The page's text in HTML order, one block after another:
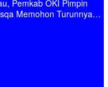
Pemkab OKI Pimpin
Memohon Turunnya